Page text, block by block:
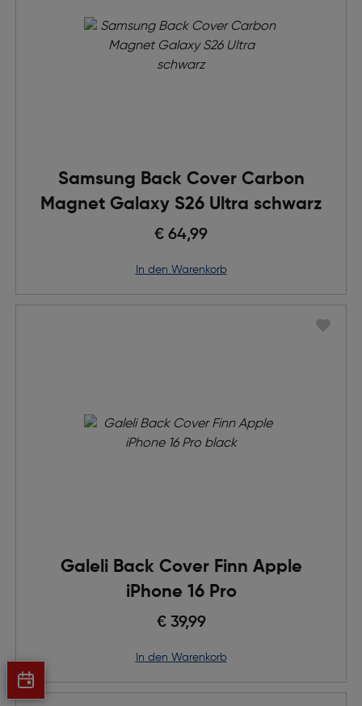
Samsung Back Cover Carbon
Magnet Galaxy S26 Ultra schwarz
€ 64,99
in den Warenkorb
Galeli Back Cover Finn Apple
iPhone 16 Pro
€ 39,99
in den Warenkorb